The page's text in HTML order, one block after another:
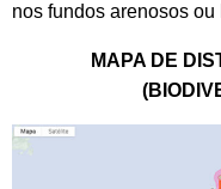
nos fundos arenosos
MAPA DE